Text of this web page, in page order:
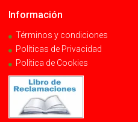
Información
Términos y condiciones
Políticas de Privacidad
Política de Cookies